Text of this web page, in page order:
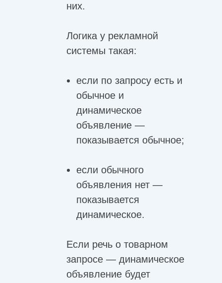
них.
Логика у рекламной
системы такая:
если по запросу есть и
обычное и
динамическое
объявление —
показывается обычное;
если обычного
объявления нет —
показывается
динамическое.
Если речь о товарном
запросе — динамическое
объявление будет